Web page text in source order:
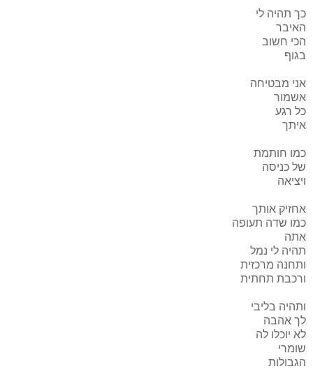
כך תהיה לי
האיבר
הכי חשוב
בגוף
אני מבטיחה
אשמור
כל רגע
איתך
כמו חותמת
של כניסה
ויציאה
אחזיק אותך
כמו שדה תעופה
אתה
תהיה לי נמל
ותחנה מרכזית
ורכבת תחתית
ותהיה בליבי
לך אהבה
לא יוכלו לה
שומרי
הגבולות